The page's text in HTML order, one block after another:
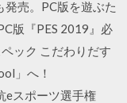
発売。PC版を遊ぶた
版『PES 2019』必
ック こだわりだす
」へ！
eスポーツ選手権